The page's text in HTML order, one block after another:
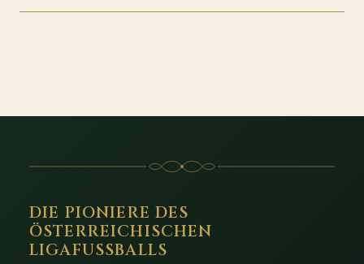
DIE PIONIERE DES
ÖSTERREICHISCHEN
LIGAFUSSBALLS